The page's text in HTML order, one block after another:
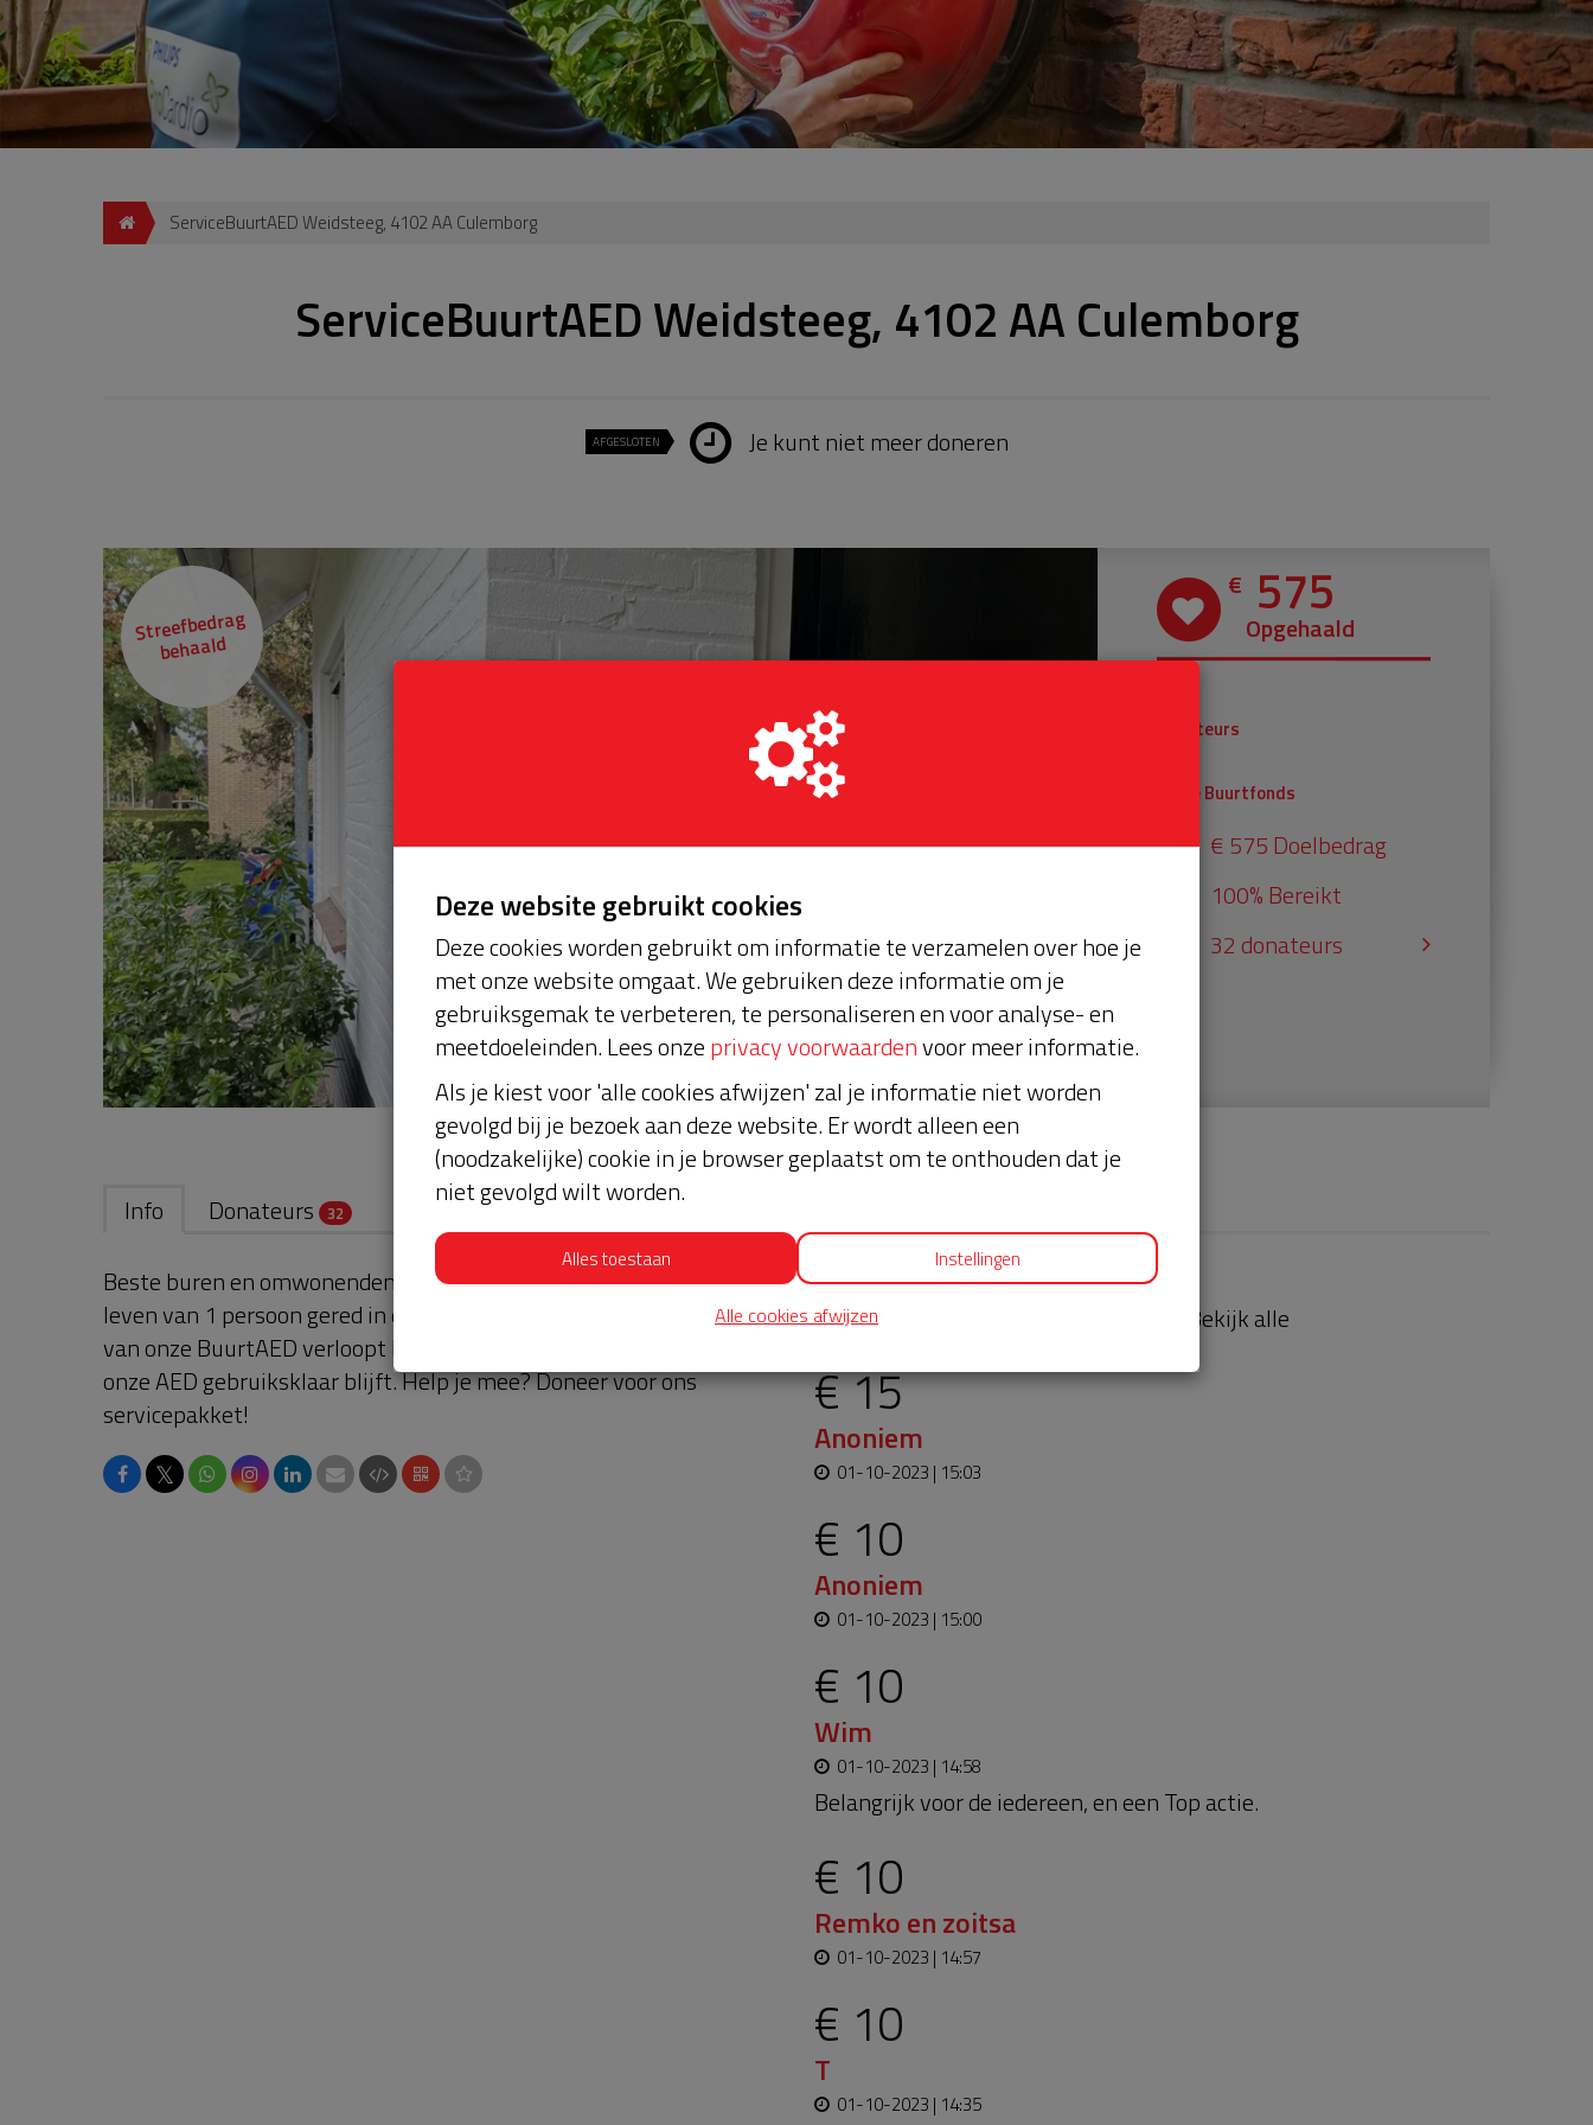
ServiceBuurtAED Weidsteeg, 4102 AA Culemborg
ServiceBuurtAED Weidsteeg, 4102 AA Culemborg
AFGESLOTEN Je kunt niet meer doneren
Streefbedrag
behaald
€ 575
Opgehaald
Donateurs
Univé Buurtfonds
€ 575 Doelbedrag
100% Bereikt
32 donateurs
Info Donateurs 32
Beste buren en omwonenden, deze AED heeft in ieder geval het
leven van 1 persoon gered in de afgelopen jaren. Het servicepakket
van onze BuurtAED verloopt bijna en moet worden verlengd, zodat
onze AED gebruiksklaar blijft. Help je mee? Doneer voor ons
servicepakket!
𝕏
Laatste donaties Bekijk alle
€ 15
Anoniem
01-10-2023 | 15:03
€ 10
Anoniem
01-10-2023 | 15:00
€ 10
Wim
01-10-2023 | 14:58
Belangrijk voor de iedereen, en een Top actie.
€ 10
Remko en zoitsa
01-10-2023 | 14:57
€ 10
T
01-10-2023 | 14:35
Deze website gebruikt cookies
Deze cookies worden gebruikt om informatie te verzamelen over hoe je
met onze website omgaat. We gebruiken deze informatie om je
gebruiksgemak te verbeteren, te personaliseren en voor analyse- en
meetdoeleinden. Lees onzeprivacy voorwaardenvoor meer informatie.
Als je kiest voor 'alle cookies afwijzen' zal je informatie niet worden
gevolgd bij je bezoek aan deze website. Er wordt alleen een
(noodzakelijke) cookie in je browser geplaatst om te onthouden dat je
niet gevolgd wilt worden.
Alles toestaan Instellingen
Alle cookies afwijzen